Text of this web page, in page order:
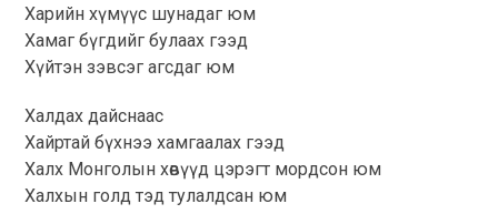
Харийн хүмүүс шунадаг юм
Хамаг бүгдийг булаах гээд
Хүйтэн зэвсэг агсдаг юм
Халдах дайснаас
Хайртай бүхнээ хамгаалах гээд
Халх Монголын хөвүүд цэрэгт мордсон юм
Халхын голд тэд тулалдсан юм